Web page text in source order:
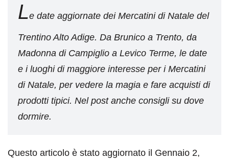
Le date aggiornate dei Mercatini di Natale del
Trentino Alto Adige. Da Brunico a Trento, da
Madonna di Campiglio a Levico Terme, le date
e i luoghi di maggiore interesse per i Mercatini
di Natale, per vedere la magia e fare acquisti di
prodotti tipici. Nel post anche consigli su dove
dormire.
Questo articolo è stato aggiornato il Gennaio 2,